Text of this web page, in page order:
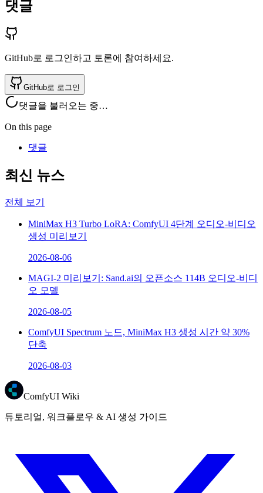
댓글
GitHub로 로그인하고 토론에 참여하세요.
GitHub로 로그인
댓글을 불러오는 중…
On this page
댓글
최신 뉴스
전체 보기
MiniMax H3 Turbo LoRA: ComfyUI 4단계 오디오-비디오
생성 미리보기
2026-08-06
MAGI-2 미리보기: Sand.ai의 오픈소스 114B 오디오-비디
오 모델
2026-08-05
ComfyUI Spectrum 노드, MiniMax H3 생성 시간 약 30%
단축
2026-08-03
ComfyUI Wiki
튜토리얼, 워크플로우 & AI 생성 가이드